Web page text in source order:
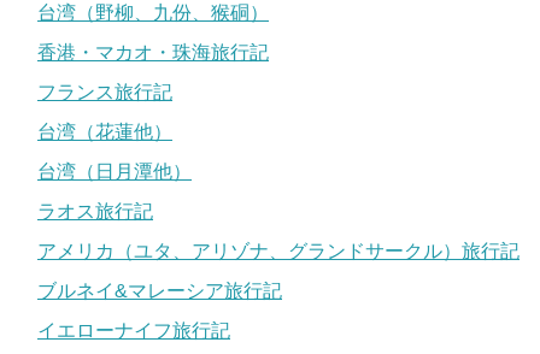
台湾（野柳、九份、猴硐）
香港・マカオ・珠海旅行記
フランス旅行記
台湾（花蓮他）
台湾（日月潭他）
ラオス旅行記
アメリカ（ユタ、アリゾナ、グランドサークル）旅行記
ブルネイ&マレーシア旅行記
イエローナイフ旅行記